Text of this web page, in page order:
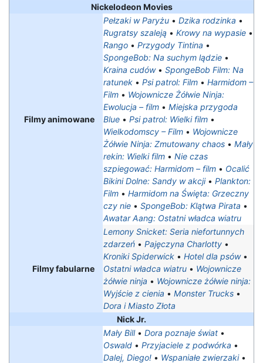
Nickelodeon Movies
Filmy animowane
Pełzaki w Paryżu • Dzika rodzinka •
Rugratsy szaleją • Krowy na wypasie •
Rango • Przygody Tintina •
SpongeBob: Na suchym lądzie •
Kraina cudów• SpongeBob Film: Na
ratunek • Psi patrol: Film • Harmidom –
Film • Wojownicze Żółwie Ninja:
Ewolucja – film • Miejska przygoda
Blue • Psi patrol: Wielki film •
Wielkodomscy – Film • Wojownicze
Żółwie Ninja: Zmutowany chaos • Mały
rekin: Wielki film • Nie czas
szpiegować: Harmidom – film • Ocalić
Bikini Dolne: Sandy w akcji• Plankton:
Film • Harmidom na Święta: Grzeczny
czy nie • SpongeBob: Klątwa Pirata •
Awatar Aang: Ostatni władca wiatru
Filmy fabularne
Lemony Snicket: Seria niefortunnych
zdarzeń • Pajęczyna Charlotty •
Kroniki Spiderwick • Hotel dla psów•
Ostatni władca wiatru • Wojownicze
żółwie ninja • Wojownicze żółwie ninja:
Wyjście z cienia • Monster Trucks •
Dora i Miasto Złota
Nick Jr.
Mały Bill• Dora poznaje świat •
Oswald • Przyjaciele z podwórka •
Dalej, Diego! • Wspaniałe zwierzaki•